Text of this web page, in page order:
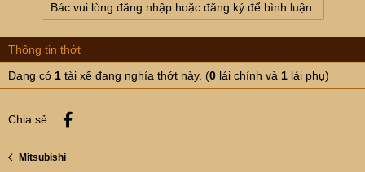
Bác vui lòng đăng nhập hoặc đăng ký để bình luận.
Thông tin thớt
Đang có 1 tài xế đang nghía thớt này. (0 lái chính và 1 lái phụ)
Chia sẻ:
Mitsubishi